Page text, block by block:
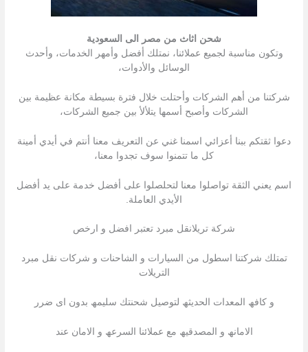
شحن اثاث من مصر الى السعودية
وتكون مناسبة لجميع عملائنا، نمتلك أفضل وأمهر الخدمات، وأحدث
الوسائل والأدوات،
شركتنا من أهم الشركات وأحتلت خلال فترة بسيطة مكانة عظيمة بين
الشركات وأصبح أسمها يتلألأ بين جميع الشركات،
دعوا ثقتكم ببنا أعزائي اسمنا غني عن التعريف معنا أنتم في أيدي أمينة
كل ما تتمنوا سوف تجدوا معنا،
اسم يعني الثقة تواصلوا معنا لتحلصلوا على أفضل خدمة على يد أفضل
الأيدي العاملة.
شركة تريلانقل مبرد تعتبر افضل و ارخص
تمتلك شركتنا اسطول من السیارات و الشاحنات و شركات نقل مبرد
التریلات
و كافھ المعدات الحدیثھ لتوصیل شحنتك سلیمھ بدون اى ضرر
الامانھ و المصدقیھ مع عملائنا السرعھ و الامان عند